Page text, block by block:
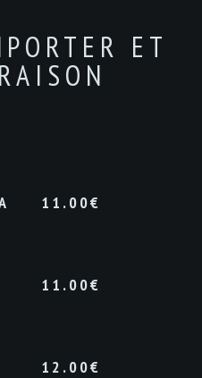
ET
11.00€
11.00€
12.00€